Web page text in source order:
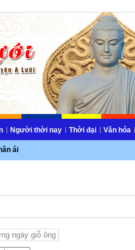
ái
Người thời nay Thời đại Văn hóa